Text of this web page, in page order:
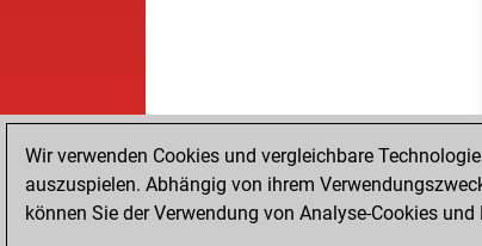
Wir verwenden Cookies und vergleichbare
auszuspielen. Abhängig von ihrem
können Sie der Verwendung von Analyse-Cookies